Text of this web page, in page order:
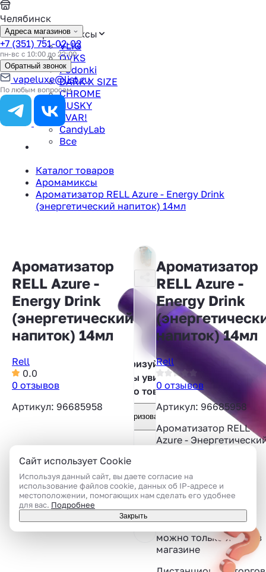
Аромамиксы
VLIQ
QVKS
Podonki
DARK X SIZE
CHROME
HUSKY
TVAR!
CandyLab
Все
Челябинск
Адреса магазинов
+7 (351) 751-02-02
пн-вс с 10:00 до 22:00
Обратный звонок
vapeluxe@list.ru
По любым вопросам
Каталог товаров
Аромамиксы
Ароматизатор RELL Azure - Energy Drink
(энергетический напиток) 14мл
Ароматизатор
RELL Azure -
Energy Drink
(энергетический
напиток) 14мл
Rell
0.0
0 отзывов
Артикул: 96685958
Авторизуйтесь,
чтобы увидеть
фото товара
Авторизоваться
Ароматизатор
RELL Azure -
Energy Drink
напиток) 14мл
Rell
0 отзывов
Артикул: 96685958
Ароматизатор RELL
Azure -
Объём:
Вкус: Энергетик
Тип вкуса: Напитки
Приобрести товар
можно только лично в
магазине
Сайт использует Cookie
Используя данный сайт, вы даете согласие на
использование файлов cookie, данных об IP-адресе и
местоположении, помогающих нам сделать его удобнее
для вас. Подробнее
Закрыть